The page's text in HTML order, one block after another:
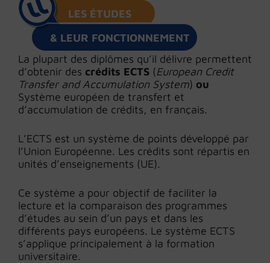
LES ÉTUDES
& LEUR FONCTIONNEMENT
La plupart des diplômes qu’il délivre permettent
d’obtenir des crédits ECTS (European Credit
Transfer and Accumulation System) ou
Système européen de transfert et
d’accumulation de crédits, en français.
L’ECTS est un système de points développé par
l’Union Européenne. Les crédits sont répartis en
unités d’enseignements (UE).
Ce système a pour objectif de faciliter la
lecture et la comparaison des programmes
d’études au sein d’un pays et dans les
différents pays européens. Le système ECTS
s’applique principalement à la formation
universitaire.